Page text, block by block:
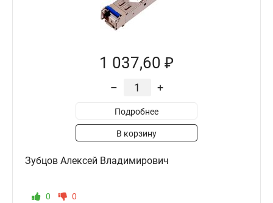
1 037,60 ₽
– +
Подробнее
В корзину
Зубцов Алексей Владимирович
0 0